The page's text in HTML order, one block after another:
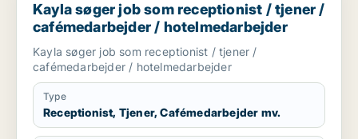
Kayla søger job som receptionist / tjener /
cafémedarbejder / hotelmedarbejder
Kayla søger job som receptionist / tjener /
cafémedarbejder / hotelmedarbejder
Type
Receptionist, Tjener, Cafémedarbejder mv.